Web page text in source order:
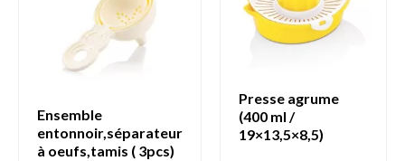
ensemble
entonnoir,séparateur
à oeufs,tamis ( 3pcs)
presse agrume
(400 ml /
19×13,5×8,5)